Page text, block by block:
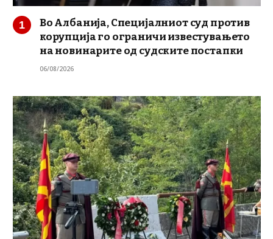
Во Албанија, Специјалниот суд против
корупција го ограничи известувањето
на новинарите од судските постапки
06/08/2026